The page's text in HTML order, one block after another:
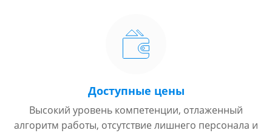
Доступные цены
Высокий уровень компетенции, отлаженный
алгоритм работы, отсутствие лишнего персонала и